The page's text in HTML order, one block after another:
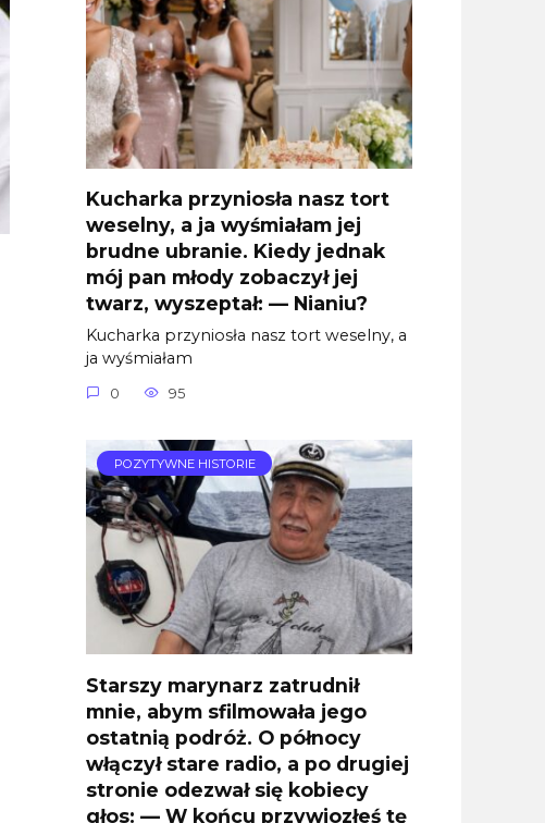
Kucharka przyniosła nasz tort
weselny, a ja wyśmiałam jej
brudne ubranie. Kiedy jednak
mój pan młody zobaczył jej
twarz, wyszeptał: — Nianiu?
Kucharka przyniosła nasz tort weselny, a
ja wyśmiałam
0 95
POZYTYWNE HISTORIE
Starszy marynarz zatrudnił
mnie, abym sfilmowała jego
ostatnią podróż. O północy
włączył stare radio, a po drugiej
stronie odezwał się kobiecy
głos: — W końcu przywiozłeś tę